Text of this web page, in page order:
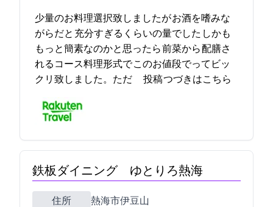
少量のお料理選択致しましたが お酒を嗜みな
がらだと 充分すぎるくらいの量でした しかも
もっと簡素なのかと思ったら 前菜から 配膳さ
れるコース料理形式で このお値段で?!ってビッ
クリ致しました。ただ … 2023-04-26 16:35:33投稿つづきはこちら
鉄板ダイニング ゆとりろ熱海
住所 熱海市伊豆山1173-534